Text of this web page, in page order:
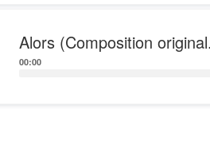
Alors (Composition
00:00